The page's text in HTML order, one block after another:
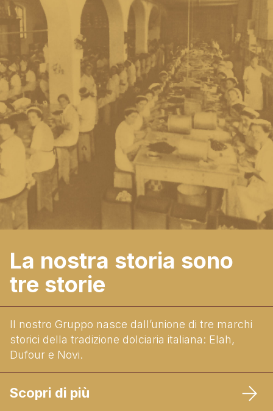
La nostra storia sono
tre storie
Il nostro Gruppo nasce dall’unione di tre marchi
storici della tradizione dolciaria italiana: Elah,
Dufour e Novi.
Scopri di più